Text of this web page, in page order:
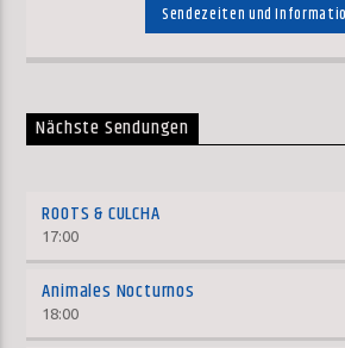
Sendezeiten und
Nächste Sendungen
ROOTS & CULCHA
17:00
Animales Nocturnos
18:00